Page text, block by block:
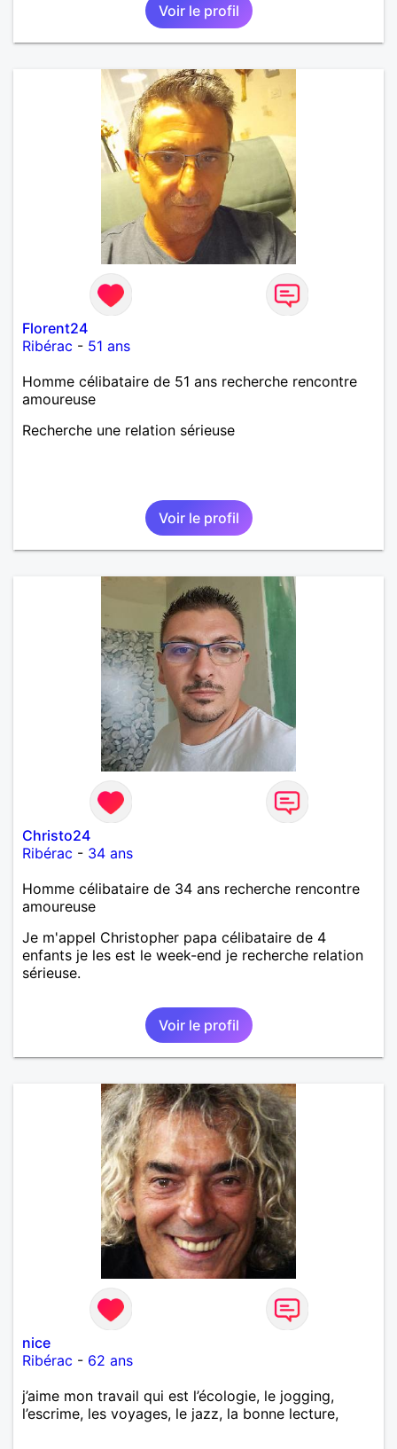
Voir le profil
Florent24
Ribérac - 51 ans
Homme célibataire de 51 ans recherche rencontre
amoureuse
Recherche une relation sérieuse
Voir le profil
Christo24
Ribérac - 34 ans
Homme célibataire de 34 ans recherche rencontre
amoureuse
Je m'appel Christopher papa célibataire de 4
enfants je les est le week-end je recherche relation
sérieuse.
Voir le profil
nice
Ribérac - 62 ans
j’aime mon travail qui est l’écologie, le jogging,
l’escrime, les voyages, le jazz, la bonne lecture,